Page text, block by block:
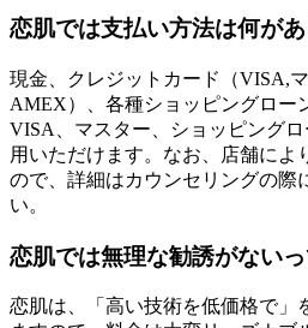
恋肌では支払い方法は何が
現金、クレジットカード（VISA,マ
AMEX）、各種ショッピングロー
VISA、マスター、ショッピング
用いただけます。なお、店舗によ
ので、詳細はカウンセリングの際
い。
恋肌では無理な勧誘がない
恋肌は、「高い技術を低価格で」